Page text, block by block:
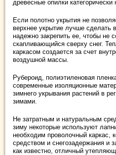
древесные опилки категорически
Если полотно укрытия не
верхнее укрытие лучше сделать
надежно закрепить ее, чтобы не
скапливающийся сверху снег.
каркасом создается за счет
воздушной массы.
Рубероид, полиэтиленовая
современные изоляционные
зимнего укрывания растений в
зимами.
Не затратным и натуральным
зиму некоторые используют
необходим проволочный каркас,
средством и снегозадержания и
как известно, отличный